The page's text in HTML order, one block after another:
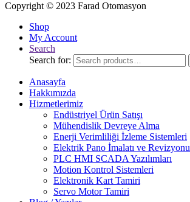
Copyright © 2023 Farad Otomasyon
Shop
My Account
Search
Search for:
Anasayfa
Hakkımızda
Hizmetlerimiz
Endüstriyel Ürün Satışı
Mühendislik Devreye Alma
Enerji Verimliliği İzleme Sistemleri
Elektrik Pano İmalatı ve Revizyonu
PLC HMI SCADA Yazılımları
Motion Kontrol Sistemleri
Elektronik Kart Tamiri
Servo Motor Tamiri